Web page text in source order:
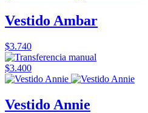
Vestido Ambar
$3.740
$3.400
Vestido Annie